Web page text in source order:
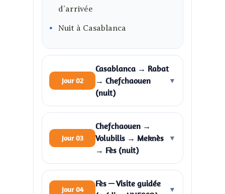
d’arrivée
Nuit à Casablanca
Jour 02
Casablanca → Rabat
→ Chefchaouen
(nuit)
▼
Jour 03
Chefchaouen →
Volubilis → Meknès
→ Fès (nuit)
▼
Jour 04
Fès — Visite guidée
▼